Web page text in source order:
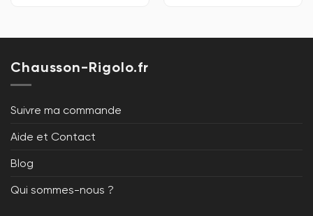
Chausson-Rigolo.fr
Suivre ma commande
Aide et Contact
Blog
Qui sommes-nous ?